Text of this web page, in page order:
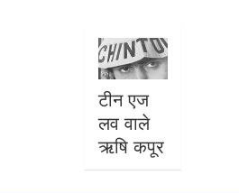
टीन एज
लव वाले
ऋषि कपूर